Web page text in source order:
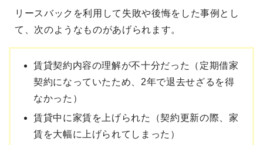
リースバックを利用して失敗や後悔をした事例とし
て、次のようなものがあげられます。
賃貸契約内容の理解が不十分だった（定期借家
契約になっていたため、2年で退去せざるを得
なかった）
賃貸中に家賃を上げられた（契約更新の際、家
賃を大幅に上げられてしまった）